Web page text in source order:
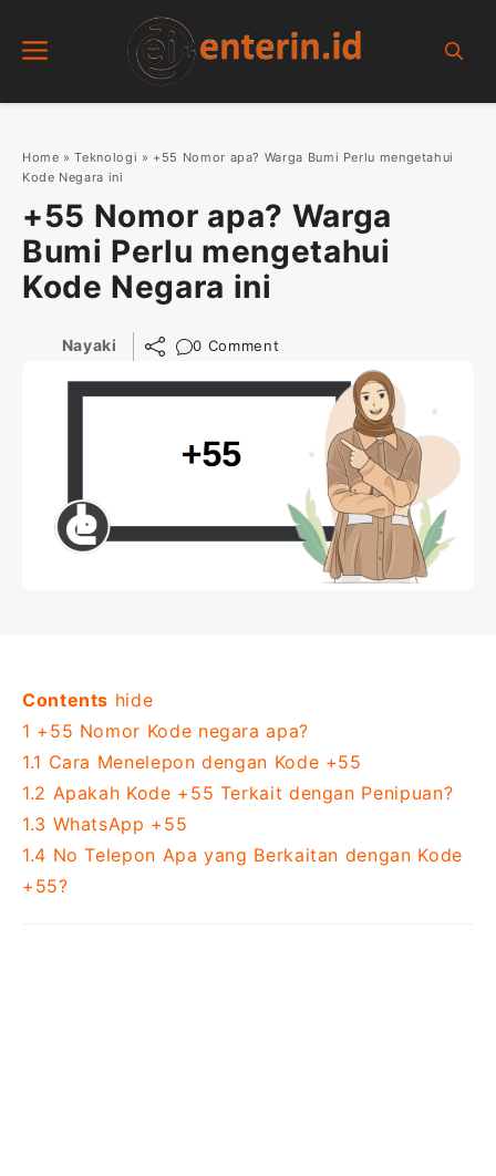
Menu
Home »Teknologi » +55 Nomor apa? Warga Bumi Perlu mengetahui
Kode Negara ini
+55 Nomor apa? Warga
Bumi Perlu mengetahui
Kode Negara ini
Nayaki 0 Comment
Contents hide
1 +55 Nomor Kode negara apa?
1.1 Cara Menelepon dengan Kode +55
1.2 Apakah Kode +55 Terkait dengan Penipuan?
1.3 WhatsApp +55
1.4 No Telepon Apa yang Berkaitan dengan Kode
+55?